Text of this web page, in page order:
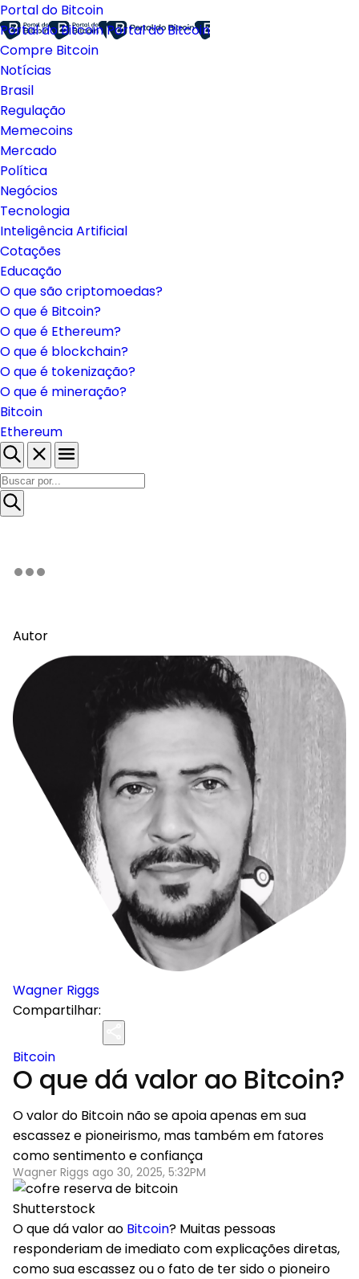
Portal do Bitcoin
Portal do BitcoinPortal do Bitcoin
Compre Bitcoin
Notícias
Brasil
Regulação
Memecoins
Mercado
Política
Negócios
Tecnologia
Inteligência Artificial
Cotações
Educação
O que são criptomoedas?
O que é Bitcoin?
O que é Ethereum?
O que é blockchain?
O que é tokenização?
O que é mineração?
Bitcoin
Ethereum
Autor
Wagner Riggs
Compartilhar:
Bitcoin
O que dá valor ao Bitcoin?
O valor do Bitcoin não se apoia apenas em sua
escassez e pioneirismo, mas também em fatores
como sentimento e confiança
Wagner Riggs ago 30, 2025, 5:32PM
Shutterstock
O que dá valor ao Bitcoin? Muitas pessoas
responderiam de imediato com explicações diretas,
como sua escassez ou o fato de ter sido o pioneiro